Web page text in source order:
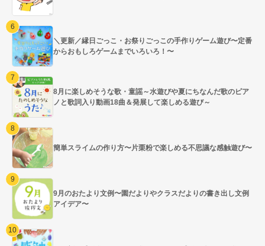
＼更新／縁日ごっこ・お祭りごっこの手作りゲーム遊び〜定番
からおもしろゲームまでいろいろ！〜
8月に楽しめそうな歌・童謡～水遊びや夏にちなんだ歌のピア
ノと歌詞入り動画18曲＆発展して楽しめる遊び～
簡単スライムの作り方〜片栗粉で楽しめる不思議な感触遊び〜
9月のおたより文例〜園だよりやクラスだよりの書き出し文例
アイデア〜